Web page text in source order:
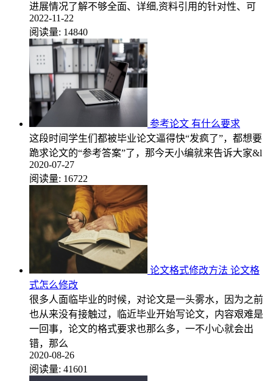
进展情况了解不够全面、详细,资料引用的针对性、可
2022-11-22
阅读量: 14840
参考论文 有什么要求
这段时间学生们都被毕业论文逼得快“发疯了”，都想要
跪求论文的“参考答案”了，那今天小编就来告诉大家&l
2020-07-27
阅读量: 16722
论文格式修改方法 论文格
式怎么修改
很多人面临毕业的时候，对论文是一头雾水，因为之前
也从来没有接触过，临近毕业开始写论文，内容艰难是
一回事，论文的格式要求也那么多，一不小心就会出
错，那么
2020-08-26
阅读量: 41601